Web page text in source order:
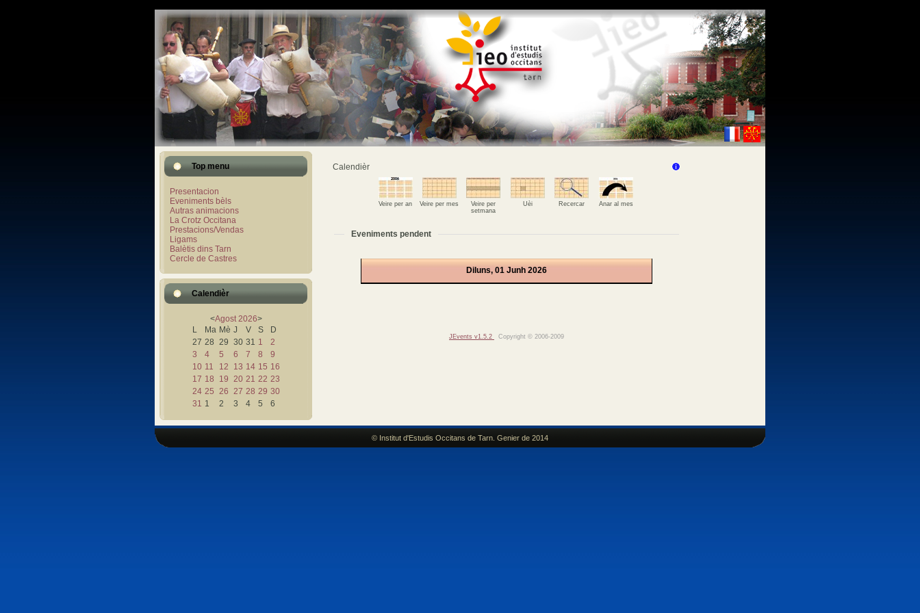
Top menu
Presentacion
Eveniments bèls
Autras animacions
La Crotz Occitana
Prestacions/Vendas
Ligams
Balètis dins Tarn
Cercle de Castres
Calendièr
<Agost 2026>
L
Ma Mè J V S
D
27 28 29 30 31 1
2
3
4 5 6 7 8
9
10 11 12 13 14 15 16
17 18 19 20 21 22 23
24 25 26 27 28 29 30
31 1 2 3 4 5 6
Calendièr
Veire per an Veire per mes
Veire per
setmana
Uèi Recercar Anar al mes
Eveniments pendent
Diluns, 01 Junh 2026
JEvents v1.5.2 Copyright © 2006-2009
© Institut d'Estudis Occitans de Tarn. Genier de 2014